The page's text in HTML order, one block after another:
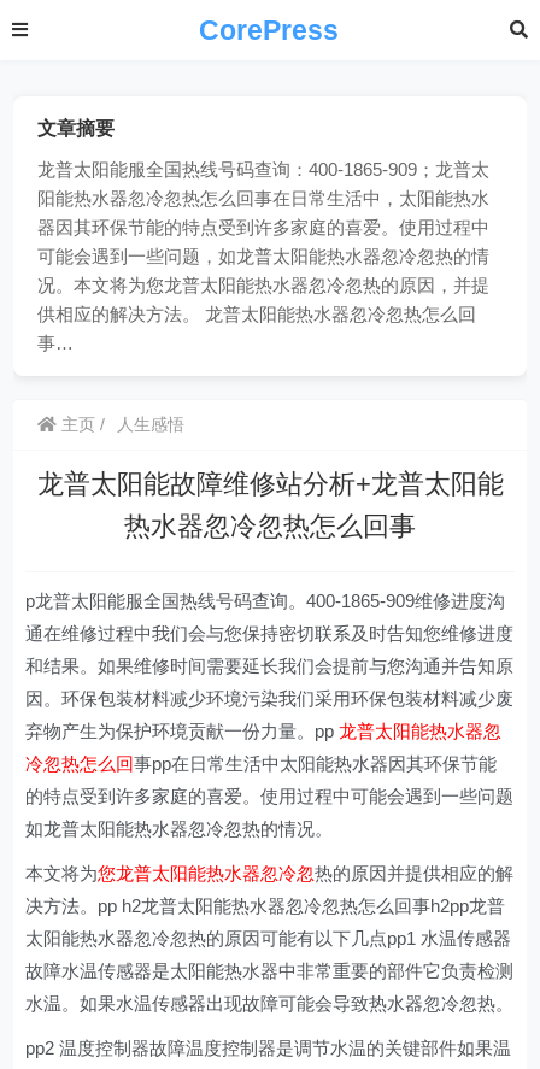
CorePress
文章摘要
龙普太阳能服全国热线号码查询：400-1865-909；龙普太
阳能热水器忽冷忽热怎么回事在日常生活中，太阳能热水
器因其环保节能的特点受到许多家庭的喜爱。使用过程中
可能会遇到一些问题，如龙普太阳能热水器忽冷忽热的情
况。本文将为您龙普太阳能热水器忽冷忽热的原因，并提
供相应的解决方法。 龙普太阳能热水器忽冷忽热怎么回
事…
主页 人生感悟
龙普太阳能故障维修站分析+龙普太阳能
热水器忽冷忽热怎么回事
p龙普太阳能服全国热线号码查询。400-1865-909维修进度沟
通在维修过程中我们会与您保持密切联系及时告知您维修进度
和结果。如果维修时间需要延长我们会提前与您沟通并告知原
因。环保包装材料减少环境污染我们采用环保包装材料减少废
弃物产生为保护环境贡献一份力量。pp龙普太阳能热水器忽
冷忽热怎么回事pp在日常生活中太阳能热水器因其环保节能
的特点受到许多家庭的喜爱。使用过程中可能会遇到一些问题
如龙普太阳能热水器忽冷忽热的情况。
本文将为您龙普太阳能热水器忽冷忽热的原因并提供相应的解
决方法。pp h2龙普太阳能热水器忽冷忽热怎么回事h2pp龙普
太阳能热水器忽冷忽热的原因可能有以下几点pp1 水温传感器
故障水温传感器是太阳能热水器中非常重要的部件它负责检测
水温。如果水温传感器出现故障可能会导致热水器忽冷忽热。
pp2 温度控制器故障温度控制器是调节水温的关键部件如果温